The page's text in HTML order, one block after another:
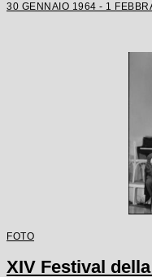
30 GENNAIO 1964 - 1
FOTO
XIV Festival